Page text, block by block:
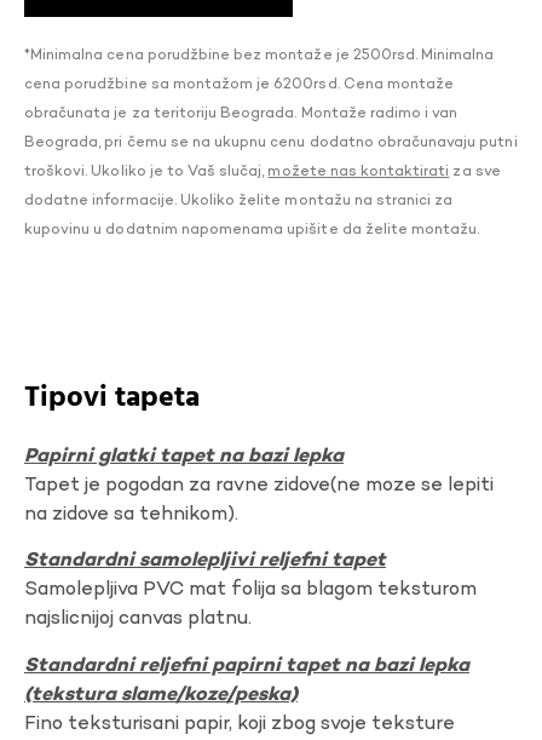
*Minimalna cena porudžbine bez montaže je 2500rsd. Minimalna
cena porudžbine sa montažom je 6200rsd. Cena montaže
obračunata je za teritoriju Beograda. Montaže radimo i van
Beograda, pri čemu se na ukupnu cenu dodatno obračunavaju putni
troškovi. Ukoliko je to Vaš slučaj, možete nas kontaktirati za sve
dodatne informacije. Ukoliko želite montažu na stranici za
kupovinu u dodatnim napomenama upišite da želite montažu.
Tipovi tapeta
Papirni glatki tapet na bazi lepka
Tapet je pogodan za ravne zidove(ne moze se lepiti
na zidove sa tehnikom).
Standardni samolepljivi reljefni tapet
Samolepljiva PVC mat folija sa blagom teksturom
najslicnijoj canvas platnu.
Standardni reljefni papirni tapet na bazi lepka
(tekstura slame/koze/peska)
Fino teksturisani papir, koji zbog svoje teksture